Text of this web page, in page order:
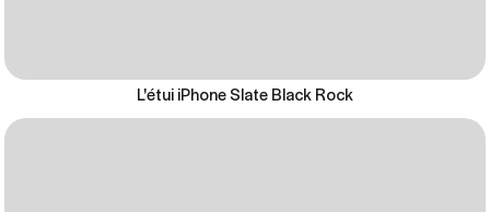
L'étui iPhone Slate Black Rock